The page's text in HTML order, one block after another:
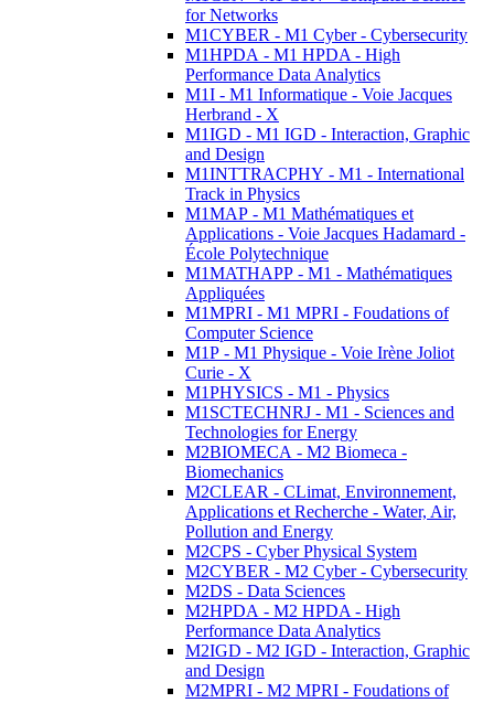
for Networks
M1CYBER - M1 Cyber - Cybersecurity
M1HPDA - M1 HPDA - High
Performance Data Analytics
M1I - M1 Informatique - Voie Jacques
Herbrand - X
M1IGD - M1 IGD - Interaction, Graphic
and Design
M1INTTRACPHY - M1 - International
Track in Physics
M1MAP - M1 Mathématiques et
Applications - Voie Jacques Hadamard -
École Polytechnique
M1MATHAPP - M1 - Mathématiques
Appliquées
M1MPRI - M1 MPRI - Foudations of
Computer Science
M1P - M1 Physique - Voie Irène Joliot
Curie - X
M1PHYSICS - M1 - Physics
M1SCTECHNRJ - M1 - Sciences and
Technologies for Energy
M2BIOMECA - M2 Biomeca -
Biomechanics
M2CLEAR - CLimat, Environnement,
Applications et Recherche - Water, Air,
Pollution and Energy
M2CPS - Cyber Physical System
M2CYBER - M2 Cyber - Cybersecurity
M2DS - Data Sciences
M2HPDA - M2 HPDA - High
Performance Data Analytics
M2IGD - M2 IGD - Interaction, Graphic
and Design
M2MPRI - M2 MPRI - Foudations of